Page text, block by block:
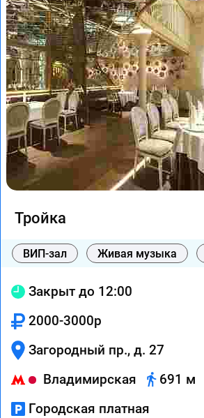
Тройка
ВИП-зал Живая музыка
Закрыт до 12:00
2000-3000р
Загородный пр., д. 27
Владимирская
691 м
Городская платная